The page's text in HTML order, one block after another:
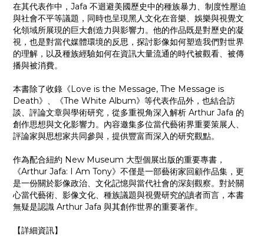
在其代表作中，Jafa 不迴避美國歷史中的種族暴力、制度性壓迫
與社會不平等議題，同時也呈現黑人文化在音樂、娛樂與視覺文
化領域所展現的巨大創造力與影響力。他的作品既是對歷史的凝
視，也是對當代媒體環境的反思，探討影像如何塑造我們對世界
的理解，以及種族經驗如何在資訊大量流通的時代被觀看、被傳
播與被消費。
本書除了收錄《Love is the Message, The Message is
Death》、《The White Album》等代表作品外，也結合訪
談、評論文章與學術研究，從多重視角深入解析 Arthur Jafa 的
創作思想與文化影響力。內容邀集多位當代藝術界重要策展人、
評論家與思想家共同參與，提供豐富而深入的研究觀點。
作為配合紐約 New Museum 大型個展出版的重要專書，
《Arthur Jafa: I Am Tony》不僅是一部藝術家回顧作品集，更
是一份關於影像政治、文化記憶與當代社會的深刻觀察。對於關
心當代藝術、影像文化、種族議題與視覺研究的讀者而言，本書
無疑是認識 Arthur Jafa 與其創作世界的重要著作。
【詳細資訊】